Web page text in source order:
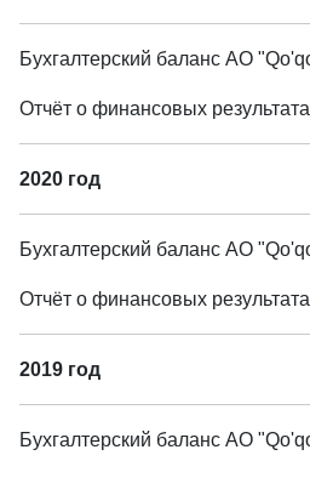
Бухгалтерский баланс АО
Отчёт о финансовых
2020 год
Бухгалтерский баланс АО
Отчёт о финансовых
2019 год
Бухгалтерский баланс АО